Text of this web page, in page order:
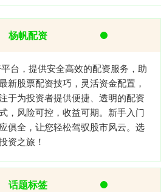
杨帆配资
台，提供安全高效的配资服务，助
新股票配资技巧，灵活资金配置，
于为投资者提供便捷、透明的配资
，风险可控，收益可期。新手入门
俱全，让您轻松驾驭股市风云。选
资之旅！
话题标签